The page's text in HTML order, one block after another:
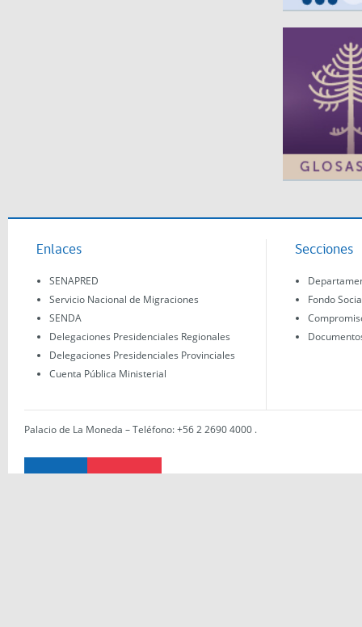
Enlaces
SENAPRED
Servicio Nacional de Migraciones
SENDA
Delegaciones Presidenciales Regionales
Delegaciones Presidenciales Provinciales
Cuenta Pública Ministerial
Secciones
Fondo
Palacio de La Moneda – Teléfono: +56 2 2690 4000 .